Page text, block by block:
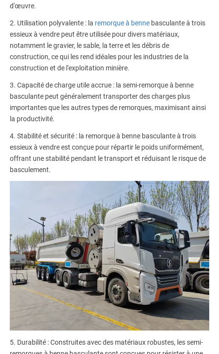
d'œuvre.
2. Utilisation polyvalente : la remorque à benne basculante à trois
essieux à vendre peut être utilisée pour divers matériaux,
notamment le gravier, le sable, la terre et les débris de
construction, ce qui les rend idéales pour les industries de la
construction et de l'exploitation minière.
3. Capacité de charge utile accrue : la semi-remorque à benne
basculante peut généralement transporter des charges plus
importantes que les autres types de remorques, maximisant ainsi
la productivité.
4. Stabilité et sécurité : la remorque à benne basculante à trois
essieux à vendre est conçue pour répartir le poids uniformément,
offrant une stabilité pendant le transport et réduisant le risque de
basculement.
5. Durabilité : Construites avec des matériaux robustes, les semi-